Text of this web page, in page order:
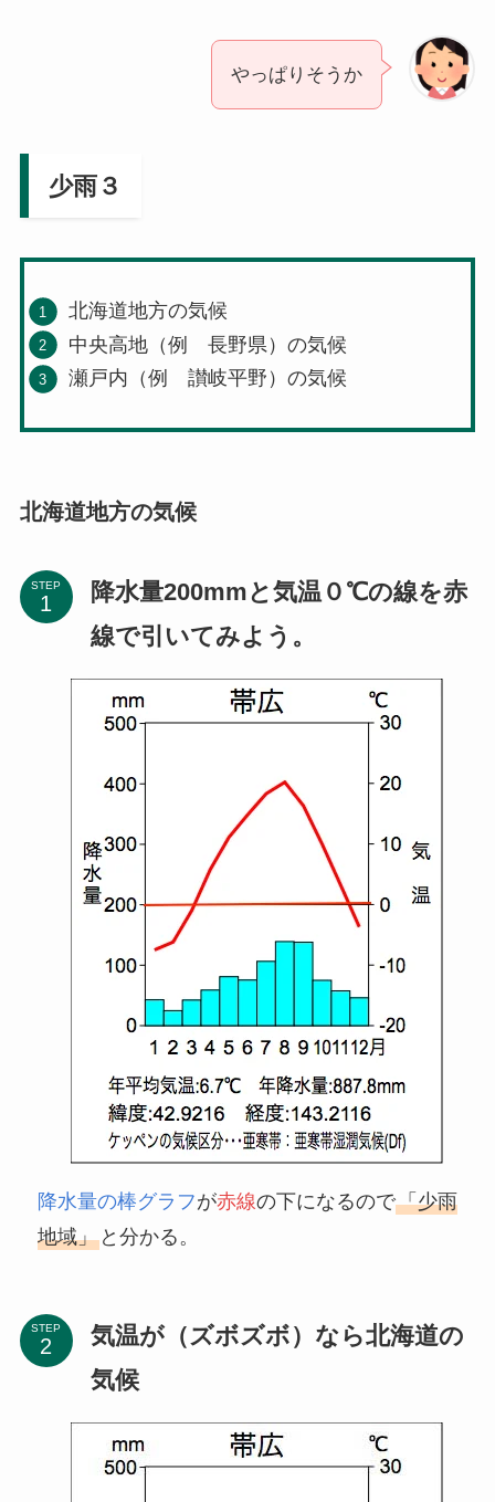
やっぱりそうか
少雨３
北海道地方の気候
中央高地（例 長野県）の気候
瀬戸内（例 讃岐平野）の気候
北海道地方の気候
STEP
降水量200mmと気温０℃の線を赤
線で引いてみよう。
降水量の棒グラフが赤線の下になるので「少雨
地域」と分かる。
STEP
気温が（ズボズボ）なら北海道の
気候